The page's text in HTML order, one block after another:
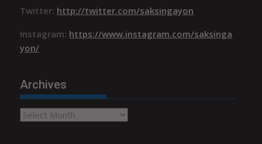
Twitter: http://twitter.com/saksingayon
Instagram: https://www.instagram.com/saksinga
yon/
Archives
Archives